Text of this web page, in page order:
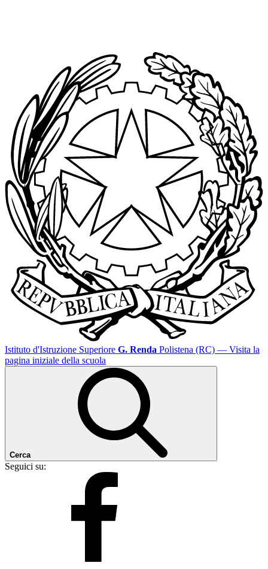
Istituto d'Istruzione Superiore G. Renda Polistena (RC) — Visita la
pagina iniziale della scuola
Cerca
Seguici su: